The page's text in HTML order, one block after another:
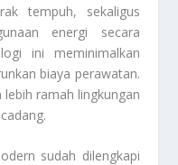
tempuh, sekaligus
energi secara
ini meminimalkan
biaya perawatan.
ramah lingkungan
sudah dilengkapi